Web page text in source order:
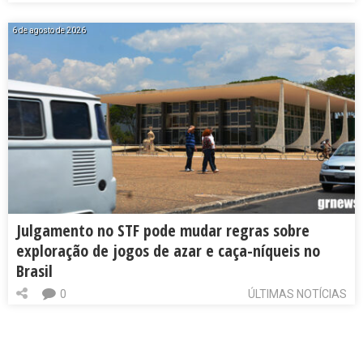
6 de agosto de 2026
Julgamento no STF pode mudar regras sobre
exploração de jogos de azar e caça-níqueis no
Brasil
ÚLTIMAS NOTÍCIAS
0